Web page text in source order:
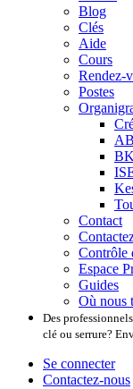
Blog
Clés
Aide
Cours
Rendez-
Postes
Contact
Contrôle
Espace
Guides
Où nous
Des
clé ou serrure?
Se connecter
Contactez-nous